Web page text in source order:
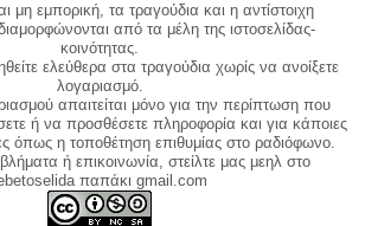
μη εμπορική, τα τραγούδια και η αντίστοιχη
από τα μέλη της ιστοσελίδας-
κοινότητας.
ελεύθερα στα τραγούδια χωρίς να ανοίξετε
λογαριασμό.
απαιτείται μόνο για την περίπτωση που
ή να προσθέσετε πληροφορία και για κάποιες
όπως η τοποθέτηση επιθυμίας στο ραδιόφωνο.
ή επικοινωνία, στείλτε μας μεηλ στο
παπάκι gmail.com